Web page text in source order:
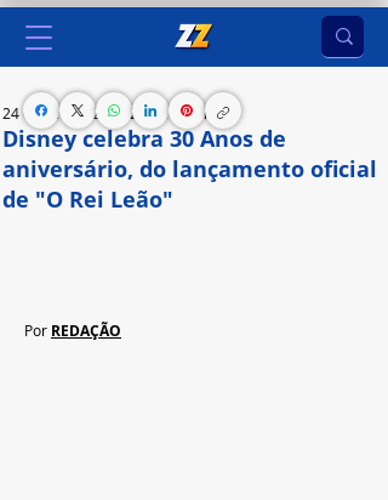
Disney celebra 30 Anos de
aniversário, do lançamento oficial
de "O Rei Leão"
24 de jun. de 2024 2 min de leitura
Por REDAÇÃO